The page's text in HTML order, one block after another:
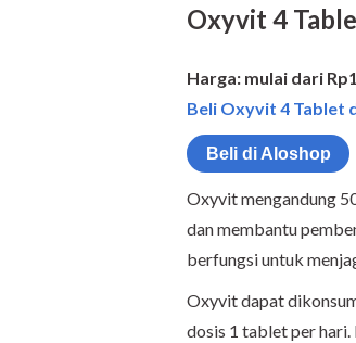
Oxyvit 4
Harga: mulai dari
Beli Oxyvit 4 Tablet
Beli di Aloshop
Oxyvit mengandung
dan membantu
berfungsi untuk
Oxyvit dapat
dosis 1 tablet per hari.